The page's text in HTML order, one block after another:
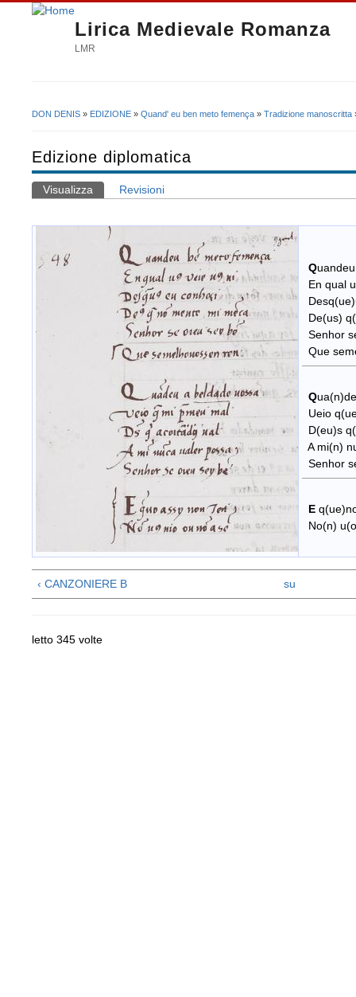
Lirica Medievale Romanza
LMR
DON DENIS » EDIZIONE » Quand' eu ben meto femença » Tradizione manoscritta
Edizione diplomatica
Schede primarie
Visualizza (scheda attiva)
Revisioni
Q
En qual
De(us)
Senhor
Que
Q
Ueio
D(eu)s
A mi(n)
Senhor
E
No(n)
‹ CANZONIERE B su
letto 345 volte